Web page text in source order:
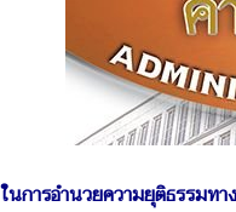
นการอำนวยความยุติธรรมทา